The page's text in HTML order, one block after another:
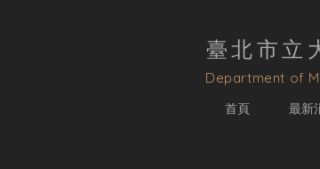
Department of
臺北市立
首頁 最新